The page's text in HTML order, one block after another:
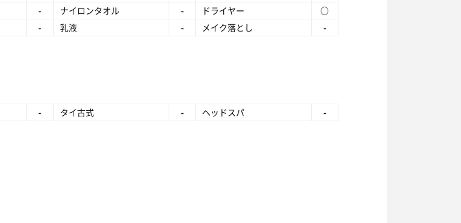
- ナイロンタオル - ドライヤー
○
- 乳液 - メイク落とし
-
- タイ古式 - ヘッドスパ -